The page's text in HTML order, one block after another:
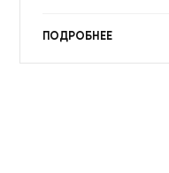
ПОДРОБНЕЕ